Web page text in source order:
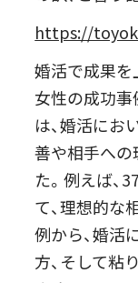
https://
婚活で成果を
女性の成功事
は、婚活にお
善や相手へ
た。例えば、
て、理想的な
例から、婚活
方、そして粘